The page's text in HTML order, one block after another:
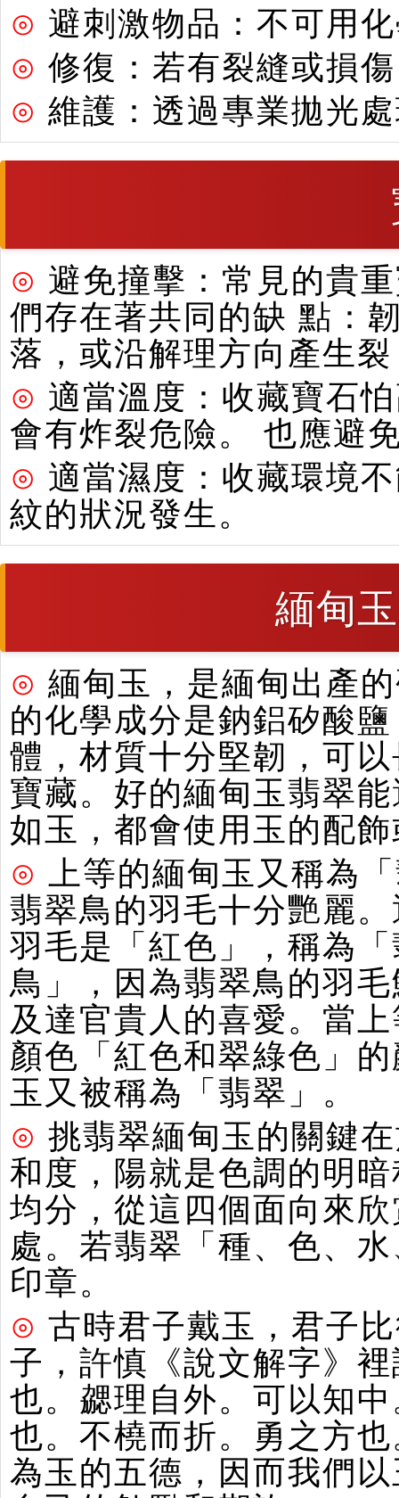
⊙ 避刺激物品：不可用
⊙ 修復：若有裂縫或損
⊙ 維護：透過專業拋光
⊙ 避免撞擊：常見的貴
們存在著共同的缺 點：
落，或沿解理方向產生
⊙ 適當溫度：收藏寶石
會有炸裂危險。 也應避
⊙ 適當濕度：收藏環境
紋的狀況發生。
緬甸
⊙ 緬甸玉，是緬甸出產
的化學成分是鈉鋁矽酸
體，材質十分堅韌，可
寶藏。好的緬甸玉翡翠
如玉，都會使用玉的配
⊙
上等的緬甸玉又稱為
翡翠鳥的羽毛十分艷麗
羽毛是「紅色」，稱為
鳥」，因為翡翠鳥的羽
及達官貴人的喜愛。當
顏色「紅色和翠綠色」
玉又被稱為「翡翠」。
⊙ 挑翡翠緬甸玉的關鍵
和度，陽就是色調的明
均分，從這四個面向來
處。若翡翠「種、色、
印章。
⊙ 古時君子戴玉，君子
子，許慎《說文解字》
也。勰理自外。可以知
也。不橈而折。勇之方
為玉的五德，因而我們